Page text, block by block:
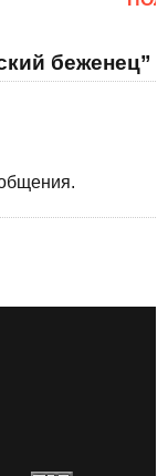
беженец”